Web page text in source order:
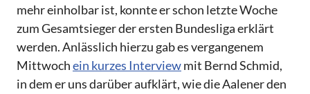
mehr einholbar ist, konnte er schon letzte Woche
zum Gesamtsieger der ersten Bundesliga erklärt
werden. Anlässlich hierzu gab es vergangenem
Mittwochein kurzes Interviewmit Bernd Schmid,
in dem er uns darüber aufklärt, wie die Aalener den